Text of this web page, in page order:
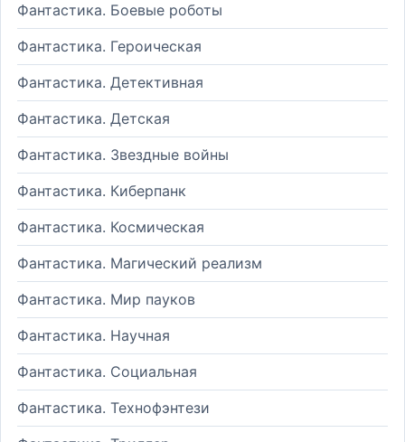
Фантастика. Боевые роботы
Фантастика. Героическая
Фантастика. Детективная
Фантастика. Детская
Фантастика. Звездные войны
Фантастика. Киберпанк
Фантастика. Космическая
Фантастика. Магический реализм
Фантастика. Мир пауков
Фантастика. Научная
Фантастика. Социальная
Фантастика. Технофэнтези